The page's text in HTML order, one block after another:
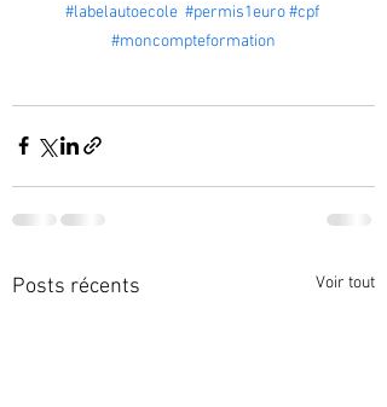
#labelautoecole #permis1euro #cpf
#moncompteformation
Posts récents Voir tout